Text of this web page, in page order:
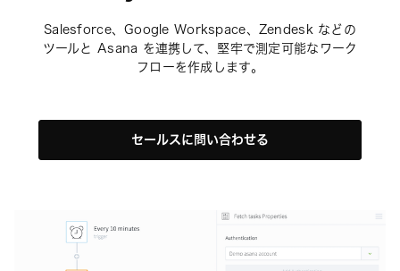
Salesforce、Google Workspace、Zendesk などの
ツールと Asana を連携して、堅牢で測定可能なワーク
フローを作成します。
セールスに問い合わせる